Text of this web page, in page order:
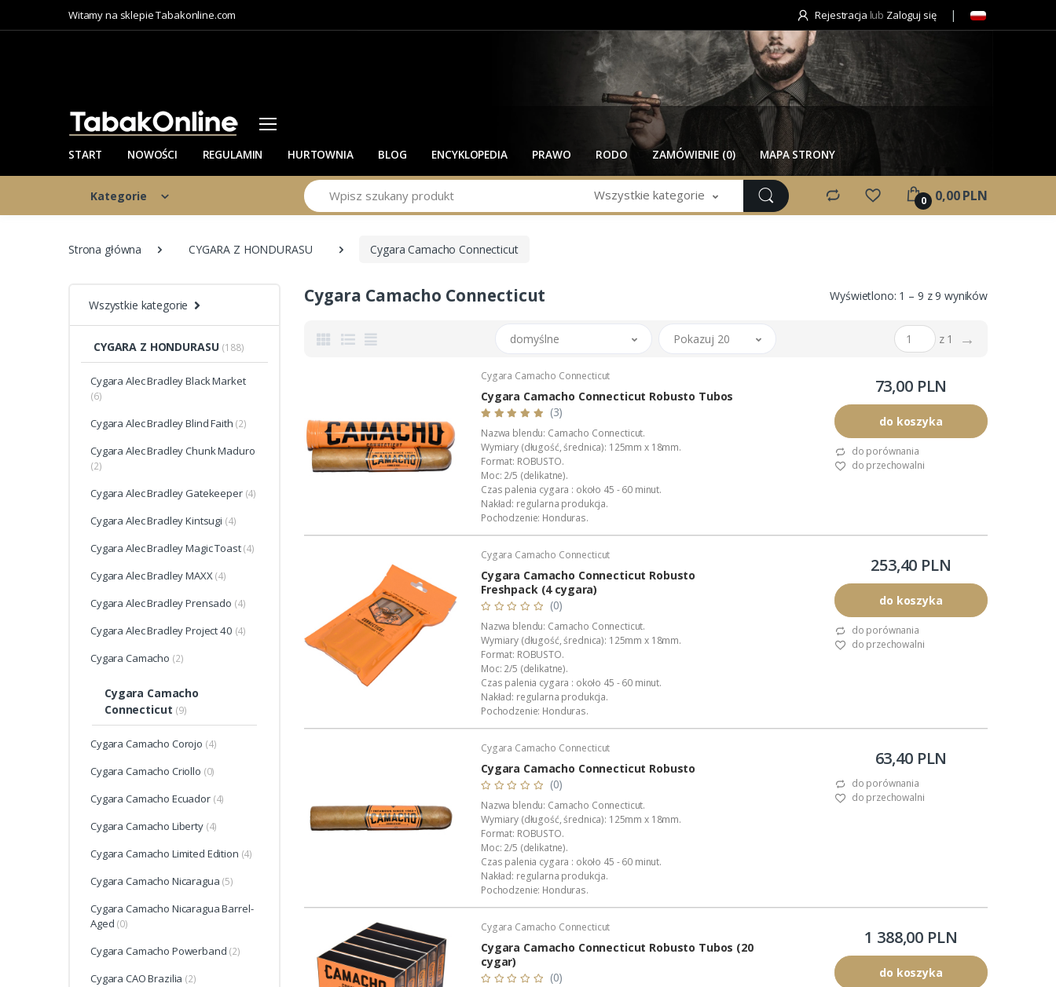
Witamy na sklepie Tabakonline.com Rejestracja lub Zaloguj się
START NOWOŚCI REGULAMIN HURTOWNIA BLOG ENCYKLOPEDIA PRAWO RODO ZAMÓWIENIE (0) MAPA STRONY
Kategorie
Szukaj Wszystkie kategorie 0 0,00 PLN
Strona główna CYGARA Z HONDURASU Cygara Camacho Connecticut
Wszystkie kategorie
CYGARA Z HONDURASU (188)
Cygara Alec Bradley Black Market
(6)
Cygara Alec Bradley Blind Faith (2)
Cygara Alec Bradley Chunk Maduro
(2)
Cygara Alec Bradley Gatekeeper (4)
Cygara Alec Bradley Kintsugi (4)
Cygara Alec Bradley Magic Toast (4)
Cygara Alec Bradley MAXX (4)
Cygara Alec Bradley Prensado (4)
Cygara Alec Bradley Project 40 (4)
Cygara Camacho (2)
Cygara Camacho
Connecticut (9)
Cygara Camacho Corojo (4)
Cygara Camacho Criollo (0)
Cygara Camacho Ecuador (4)
Cygara Camacho Liberty (4)
Cygara Camacho Limited Edition (4)
Cygara Camacho Nicaragua (5)
Cygara Camacho Nicaragua Barrel-
Aged (0)
Cygara Camacho Powerband (2)
Cygara CAO Brazilia (2)
Cygara Camacho Connecticut Wyświetlono: 1 – 9 z 9 wyników
domyślne Pokazuj 20 z 1 →
Cygara Camacho Connecticut
Cygara Camacho Connecticut Robusto Tubos
(3)
Nazwa blendu: Camacho Connecticut.
Wymiary (długość, średnica): 125mm x 18mm.
Format: ROBUSTO.
Moc: 2/5 (delikatne).
Czas palenia cygara : około 45 - 60 minut.
Nakład: regularna produkcja.
Pochodzenie: Honduras.
Manufaktura: Diadema Cigars de Honduras S.A.
Wyłączna dystrybucja w Polsce: Akan Tobacco.
Opakowanie: aluminiowa, lakierowana tuba.
Podana wartość to: cena za...
73,00 PLN
do koszyka
do porównania
do przechowalni
Cygara Camacho Connecticut
Cygara Camacho Connecticut Robusto
Freshpack (4 cygara)
(0)
Nazwa blendu: Camacho Connecticut.
Wymiary (długość, średnica): 125mm x 18mm.
Format: ROBUSTO.
Moc: 2/5 (delikatne).
Czas palenia cygara : około 45 - 60 minut.
Nakład: regularna produkcja.
Pochodzenie: Honduras.
Manufaktura: Diadema Cigars de Honduras S.A.
Wyłączna dystrybucja w Polsce: Akan Tobacco.
Opakowanie: hermetyczna paczka.
Podana wartość to: cena za jeden...
253,40 PLN
do koszyka
do porównania
do przechowalni
Cygara Camacho Connecticut
Cygara Camacho Connecticut Robusto
(0)
Nazwa blendu: Camacho Connecticut.
Wymiary (długość, średnica): 125mm x 18mm.
Format: ROBUSTO.
Moc: 2/5 (delikatne).
Czas palenia cygara : około 45 - 60 minut.
Nakład: regularna produkcja.
Pochodzenie: Honduras.
Manufaktura: Diadema Cigars de Honduras S.A.
Wyłączna dystrybucja w Polsce: Akan Tobacco.
Opakowanie: foliowa koszulka.
Podana wartość to: cena za jedno cy...
63,40 PLN
do porównania
do przechowalni
Cygara Camacho Connecticut
Cygara Camacho Connecticut Robusto Tubos (20
cygar)
(0)
1 388,00 PLN
do koszyka